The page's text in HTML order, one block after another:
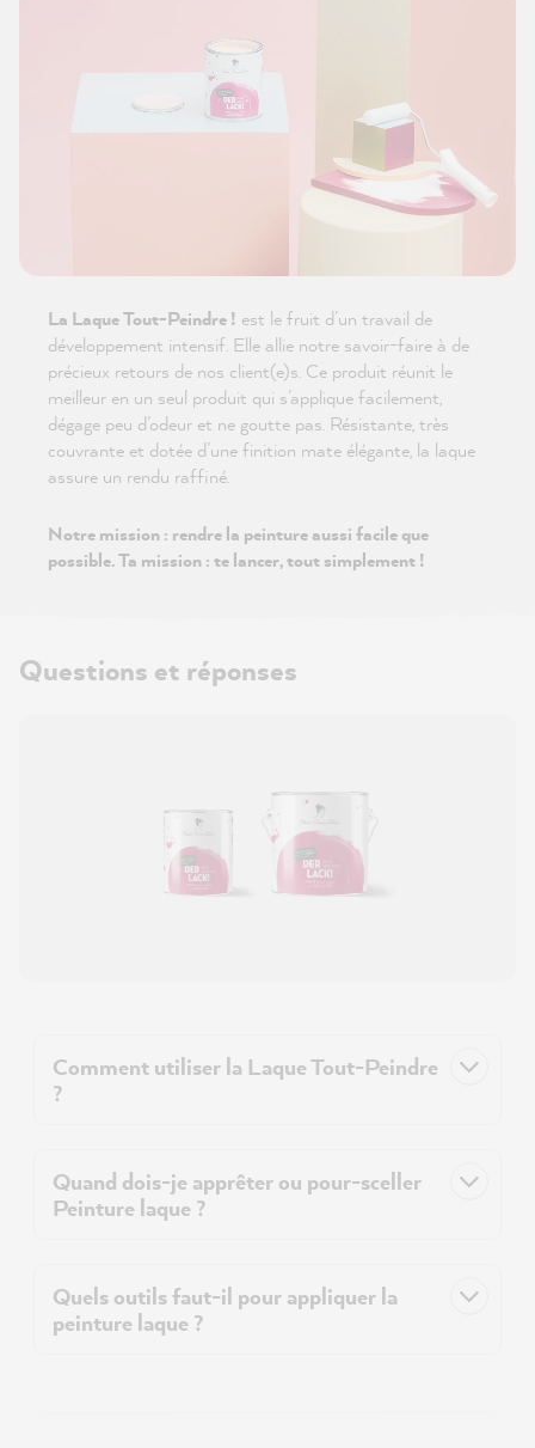
La Laque Tout-Peindre ! est le fruit d’un travail de
développement intensif. Elle allie notre savoir-faire à de
précieux retours de nos client(e)s. Ce produit réunit le
meilleur en un seul produit qui s’applique facilement,
dégage peu d’odeur et ne goutte pas. Résistante, très
couvrante et dotée d’une finition mate élégante, la laque
assure un rendu raffiné.
Notre mission : rendre la peinture aussi facile que
possible. Ta mission : te lancer, tout simplement !
Questions et réponses
Comment utiliser la Laque Tout-Peindre
?
Quand dois-je apprêter ou pour-sceller
Peinture laque ?
Quels outils faut-il pour appliquer la
peinture laque ?